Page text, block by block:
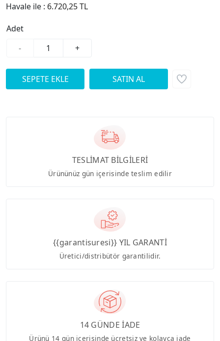
Havale ile : 6.720,25 TL
Adet
-
+
TESLİMAT BİLGİLERİ
Ürününüz gün içerisinde teslim edilir
{{garantisuresi}} YIL GARANTİ
Üretici/distribütör garantilidir.
14 GÜNDE İADE
Ürünü 14 gün içerisinde ücretsiz ve kolayca iade